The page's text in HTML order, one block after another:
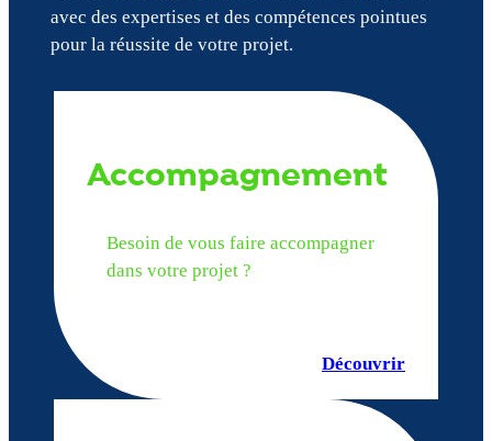
avec des expertises et des compétences pointues
pour la réussite de votre projet.
Accompagnement
Besoin de vous faire accompagner
dans votre projet ?
Découvrir